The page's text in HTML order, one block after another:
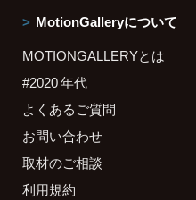
MotionGalleryについて
MOTIONGALLERYとは
#2020 年代
よくあるご質問
お問い合わせ
取材のご相談
利用規約